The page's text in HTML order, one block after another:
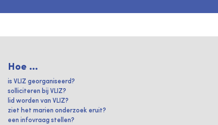
Hoe ...
is VLIZ georganiseerd?
solliciteren bij VLIZ?
lid worden van VLIZ?
ziet het marien onderzoek eruit?
een infovraag stellen?